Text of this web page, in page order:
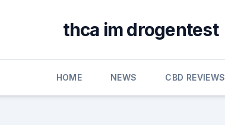
thca im drogentest
HOME NEWS CBD REVIEWS